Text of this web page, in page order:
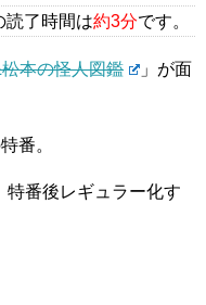
読了時間は約3分です。
本の怪人図鑑
」が面
番。
特番後レギュラー化す